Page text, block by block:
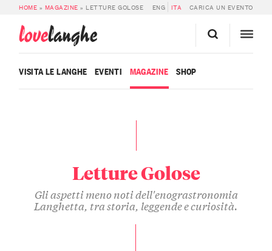
HOME » MAGAZINE » LETTURE GOLOSE ENG ITA CARICA UN EVENTO
lovelanghe
VISITA LE LANGHE EVENTI MAGAZINE SHOP
Letture Golose
Gli aspetti meno noti dell'enograstronomia
Langhetta, tra storia, leggende e curiosità.